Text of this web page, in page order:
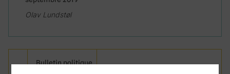
Olav Lundstøl
Bulletin politique